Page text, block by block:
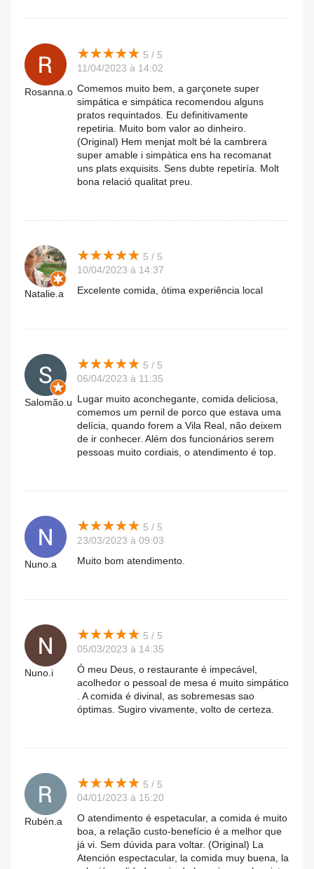
Rosanna.o
★★★★★
★★★★★ 5 / 5
11/04/2023 à 14:02
Comemos muito bem, a garçonete super
simpática e simpática recomendou alguns
pratos requintados. Eu definitivamente
repetiria. Muito bom valor ao dinheiro.
(Original) Hem menjat molt bé la cambrera
super amable i simpàtica ens ha recomanat
uns plats exquisits. Sens dubte repetiría. Molt
bona relació qualitat preu.
Natalie.a
★★★★★
★★★★★ 5 / 5
10/04/2023 à 14:37
Excelente comida, ótima experiência local
Salomão.u
★★★★★
★★★★★ 5 / 5
06/04/2023 à 11:35
Lugar muito aconchegante, comida deliciosa,
comemos um pernil de porco que estava uma
delícia, quando forem a Vila Real, não deixem
de ir conhecer. Além dos funcionários serem
pessoas muito cordiais, o atendimento é top.
Nuno.a
★★★★★
★★★★★ 5 / 5
23/03/2023 à 09:03
Muito bom atendimento.
Nuno.i
★★★★★
★★★★★ 5 / 5
05/03/2023 à 14:35
Ó meu Deus, o restaurante é impecável,
acolhedor o pessoal de mesa é muito simpático
. A comida é divinal, as sobremesas sao
óptimas. Sugiro vivamente, volto de certeza.
Rubén.a
★★★★★
★★★★★ 5 / 5
04/01/2023 à 15:20
O atendimento é espetacular, a comida é muito
boa, a relação custo-benefício é a melhor que
já vi. Sem dúvida para voltar. (Original) La
Atención espectacular, la comida muy buena, la